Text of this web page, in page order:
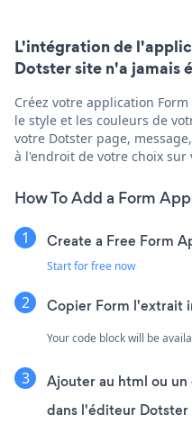
L'intégration de
Dotster site n'a jamais
Créez votre application
le style et les couleurs de
votre Dotster page,
à l'endroit de votre choix sur
How To Add a Form
Create a Free Form
Start for free now
Copier Form l'extrait
Your code block will be
Ajouter au html ou
dans l'éditeur Dotster